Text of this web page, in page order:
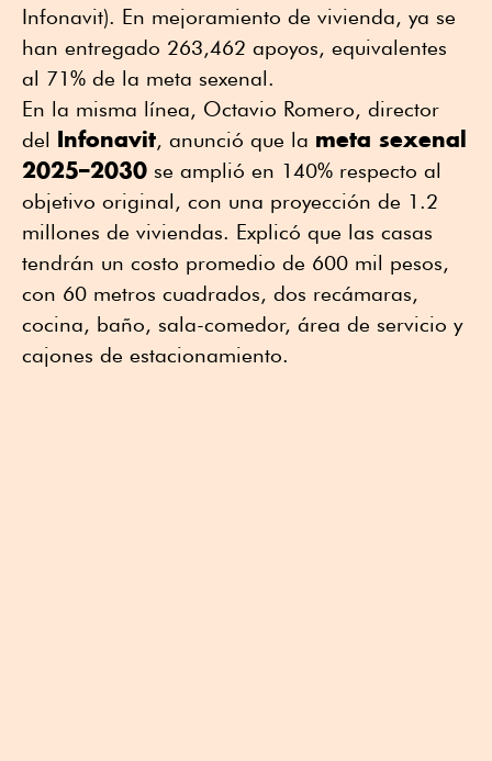
Infonavit). En mejoramiento de vivienda, ya se
han entregado 263,462 apoyos, equivalentes
al 71% de la meta sexenal.
En la misma línea, Octavio Romero, director
del Infonavit, anunció que la meta sexenal
2025–2030 se amplió en 140% respecto al
objetivo original, con una proyección de 1.2
millones de viviendas. Explicó que las casas
tendrán un costo promedio de 600 mil pesos,
con 60 metros cuadrados, dos recámaras,
cocina, baño, sala-comedor, área de servicio y
cajones de estacionamiento.